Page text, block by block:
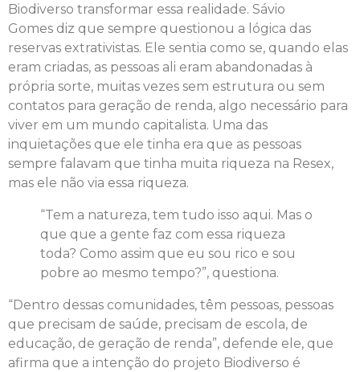
Biodiverso transformar essa realidade. Sávio
Gomes diz que sempre questionou a lógica das
reservas extrativistas. Ele sentia como se, quando elas
eram criadas, as pessoas ali eram abandonadas à
própria sorte, muitas vezes sem estrutura ou sem
contatos para geração de renda, algo necessário para
viver em um mundo capitalista. Uma das
inquietações que ele tinha era que as pessoas
sempre falavam que tinha muita riqueza na Resex,
mas ele não via essa riqueza.
“Tem a natureza, tem tudo isso aqui. Mas o
que que a gente faz com essa riqueza
toda? Como assim que eu sou rico e sou
pobre ao mesmo tempo?”, questiona.
“Dentro dessas comunidades, têm pessoas, pessoas
que precisam de saúde, precisam de escola, de
educação, de geração de renda”, defende ele, que
afirma que a intenção do projeto Biodiverso é